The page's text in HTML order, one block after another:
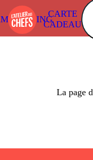
CARTE
CADEAU
La page